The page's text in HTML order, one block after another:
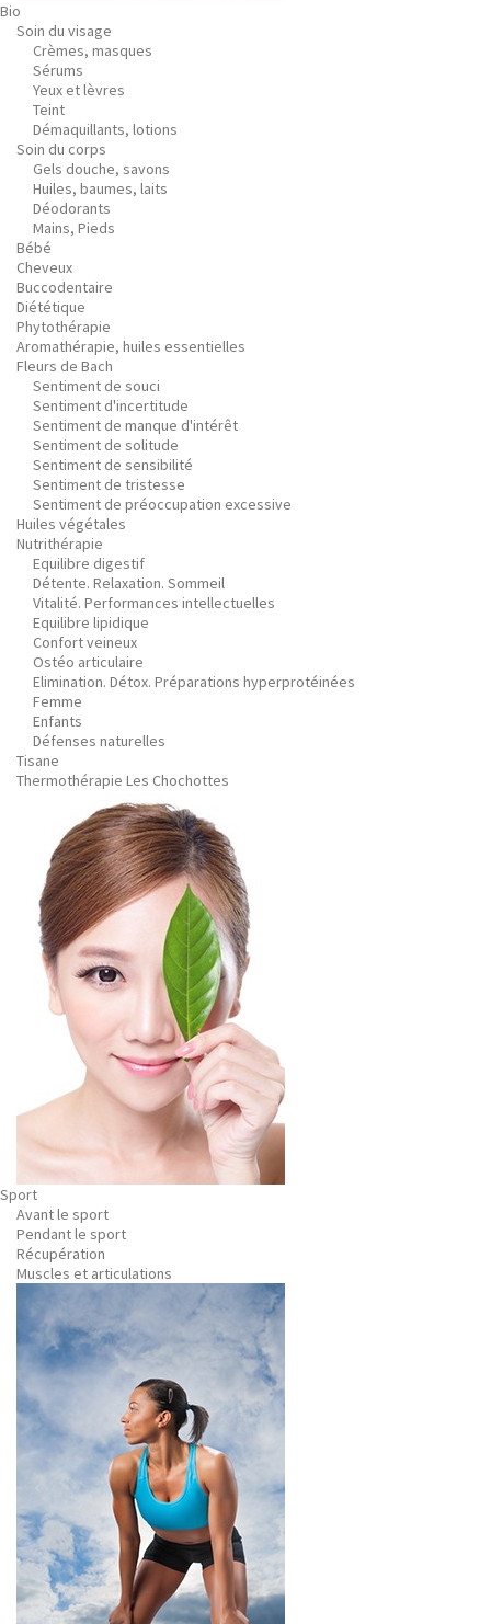
Bio
Soin du visage
Crèmes, masques
Sérums
Yeux et lèvres
Teint
Démaquillants, lotions
Soin du corps
Gels douche, savons
Huiles, baumes, laits
Déodorants
Mains, Pieds
Bébé
Cheveux
Buccodentaire
Diététique
Phytothérapie
Aromathérapie, huiles essentielles
Fleurs de Bach
Sentiment de souci
Sentiment d'incertitude
Sentiment de manque d'intérêt
Sentiment de solitude
Sentiment de sensibilité
Sentiment de tristesse
Sentiment de préoccupation excessive
Huiles végétales
Nutrithérapie
Equilibre digestif
Détente. Relaxation. Sommeil
Vitalité. Performances intellectuelles
Equilibre lipidique
Confort veineux
Ostéo articulaire
Elimination. Détox. Préparations hyperprotéinées
Femme
Enfants
Défenses naturelles
Tisane
Thermothérapie Les Chochottes
Sport
Avant le sport
Pendant le sport
Récupération
Muscles et articulations